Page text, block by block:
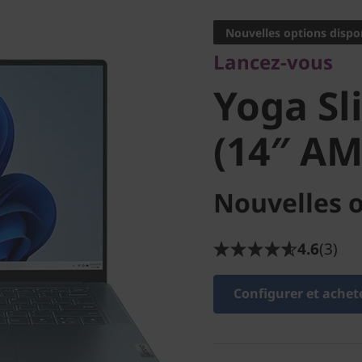
Yoga
(14″
Nouvelles options
Lancez-vous
Yoga
(14″
Nouvelles
4.6(3)
Configurer et